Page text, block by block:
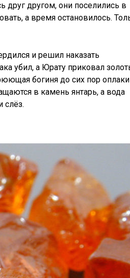
другом, они поселились в
а время остановилось.
и решил наказать
убил, а Юрату приковал
богиня до сих пор
в камень янтарь, а вода
слёз.